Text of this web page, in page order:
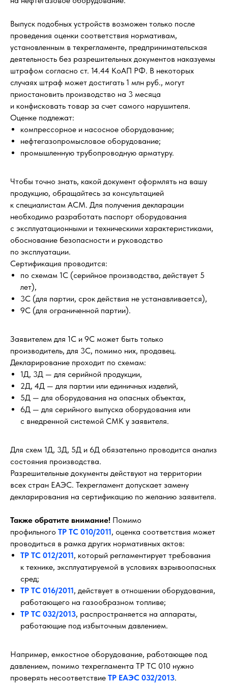
Выпуск подобных устройств возможен только после
проведения оценки соответствия нормативам,
установленным в техрегламенте, предпринимательская
деятельность без разрешительных документов наказуемы
штрафом согласно ст. 14.44 КоАП РФ. В некоторых
случаях штраф может достигать 1 млн руб., могут
приостановить производство на 3 месяца
и конфисковать товар за счет самого нарушителя.
Оценке подлежат:
компрессорное и насосное оборудование;
нефтегазопромысловое оборудование;
промышленную трубопроводную арматуру.
Чтобы точно знать, какой документ оформлять на вашу
продукцию, обращайтесь за консультацией
к специалистам АСМ. Для получения декларации
необходимо разработать паспорт оборудования
с эксплуатационными и техническими характеристиками,
обоснование безопасности и руководство
по эксплуатации.
Сертификация проводится:
по схемам 1С (серийное производства, действует 5
лет),
3С (для партии, срок действия не устанавливается),
9С (для ограниченной партии).
Заявителем для 1С и 9С может быть только
производитель, для 3С, помимо них, продавец.
Декларирование проходит по схемам:
1Д, 3Д — для серийной продукции,
2Д, 4Д — для партии или единичных изделий,
5Д — для оборудования на опасных объектах,
6Д — для серийного выпуска оборудования или
с внедренной системой СМК у заявителя.
Для схем 1Д, 3Д, 5Д и 6Д обязательно проводится анализ
состояния производства.
Разрешительные документы действуют на территории
всех стран EАЭС. Техрегламент допускает замену
декларирования на сертификацию по желанию заявителя.
Также обратите внимание! Помимо
профильного ТР ТС 010/2011, оценка соответствия может
проводиться в рамка других нормативных актов:
ТР ТС 012/2011, который регламентирует требования
к технике, эксплуатируемой в условиях взрывоопасных
сред;
ТР ТС 016/2011, действует в отношении оборудования,
работающего на газообразном топливе;
ТР ТС 032/2013, распространяется на аппараты,
работающие под избыточным давлением.
Например, емкостное оборудование, работающее под
давлением, помимо техрегламента ТР ТС 010 нужно
проверять несоответствие ТР ЕАЭС 032/2013.